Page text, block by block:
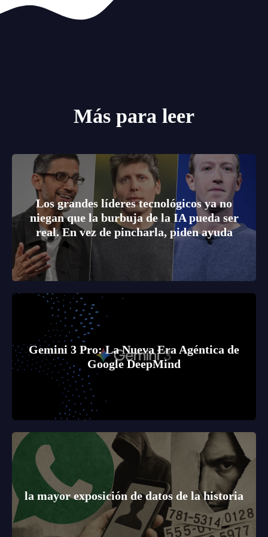
Más para leer
Los grandes líderes tecnológicos ya no
niegan que la burbuja de la IA pueda ser
real. En vez de pincharla, piden ayuda
Gemini 3 Pro: La Nueva Era Agéntica de
Google DeepMind
la mayor exposición de datos de la historia